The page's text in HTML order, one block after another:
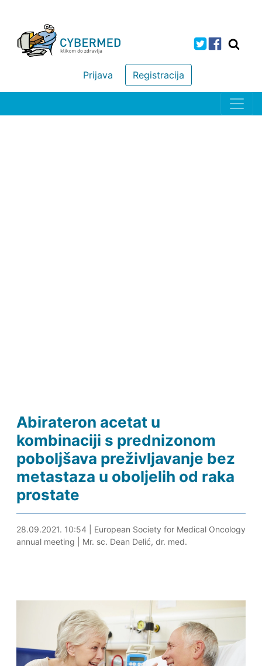
Registracija
Prijava
Abirateron acetat u
kombinaciji s prednizonom
poboljšava preživljavanje bez
metastaza u oboljelih od raka
prostate
28.09.2021. 11:18
28.09.2021. 10:54| European Society for Medical Oncology
annual meeting
Mr. sc. Dean Delić, dr. med.